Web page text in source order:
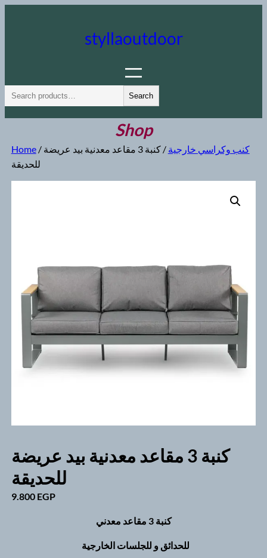
styllaoutdoor
e
a
Search
Shop
Home/ كنب وكراسي خارجية
/ كنبة 3 مقاعد معدنية بيد عريضة
للحديقة
كنبة 3 مقاعد معدنية بيد عريضة
للحديقة
9.800 EGP
كنبة 3 مقاعد معدني
للحدائق و للجلسات الخارجية